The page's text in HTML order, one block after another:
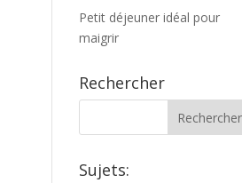
Petit déjeuner idéal pour
maigrir
Rechercher
Sujets: